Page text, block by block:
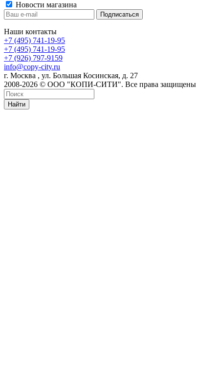
Новости магазина
Наши контакты
+7 (495) 741-19-95
+7 (495) 741-19-95
+7 (926) 797-9159
info@copy-city.ru
г. Москва , ул. Большая Косинская, д. 27
2008-2026 © ООО "КОПИ-СИТИ". Все права защищены
Найти